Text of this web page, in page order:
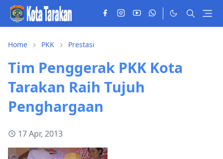
Home PKK Prestasi
Tim Penggerak PKK Kota
Tarakan Raih Tujuh
Penghargaan
17 Apr, 2013